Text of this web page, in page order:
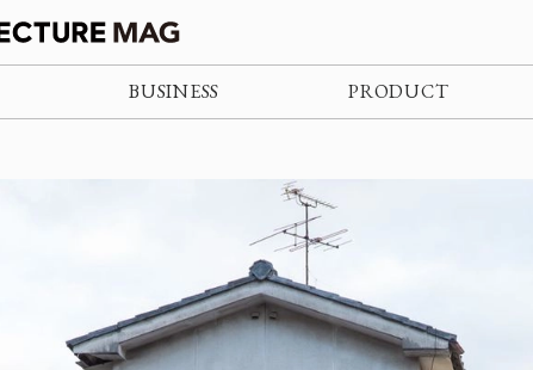
BUSINESS PRODUCT